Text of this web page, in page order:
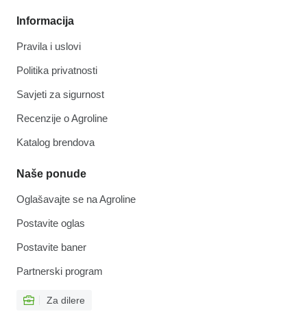
Informacija
Pravila i uslovi
Politika privatnosti
Savjeti za sigurnost
Recenzije o Agroline
Katalog brendova
Naše ponude
Oglašavajte se na Agroline
Postavite oglas
Postavite baner
Partnerski program
Za dilere